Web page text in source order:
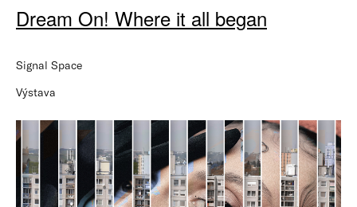
Dream On! Where it all began
Signal Space
Výstava